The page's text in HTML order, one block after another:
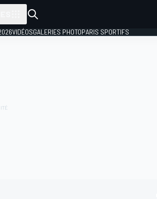
VIDÉOSGALERIES PHOTOPARIS SPORTIFS